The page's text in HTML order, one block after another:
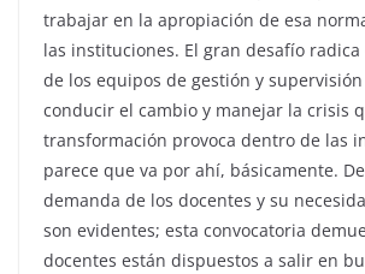
trabajar en la apropiación de esa
las instituciones. El gran desafío
de los equipos de gestión y
conducir el cambio y manejar la crisis
transformación provoca dentro de las
parece que va por ahí, básicamente.
demanda de los docentes y su
son evidentes; esta convocatoria
docentes están dispuestos a salir en